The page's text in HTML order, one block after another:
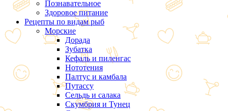
Познавательное
Здоровое питание
Рецепты по видам рыб
Морские
Дорада
Зубатка
Кефаль и пиленгас
Нототения
Палтус и камбала
Путассу
Сельдь и салака
Скумбрия и Тунец